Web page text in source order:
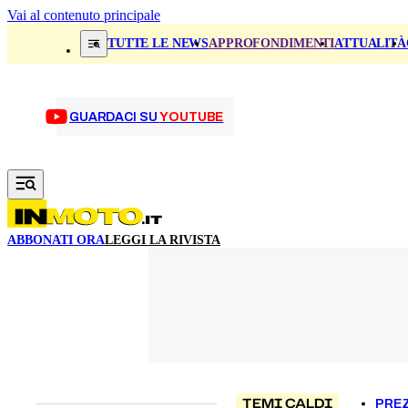
Vai al contenuto principale
TUTTE LE NEWSAPPROFONDIMENTIATTUALITÀ
GUARDACI SUYOUTUBE
ABBONATI ORALEGGI LA RIVISTA
TEMI CALDI